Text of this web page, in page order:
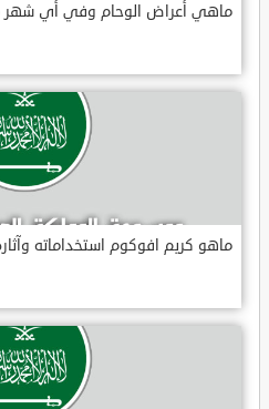
ماهي أعراض الوحام وفي أي شهر
ماهو كريم افوكوم استخداماته